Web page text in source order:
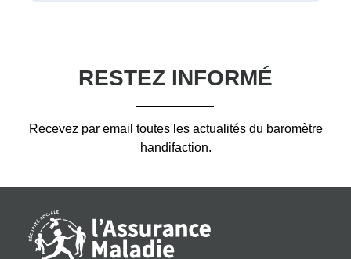
RESTEZ INFORMÉ
Recevez par email toutes les actualités du baromètre
handifaction.